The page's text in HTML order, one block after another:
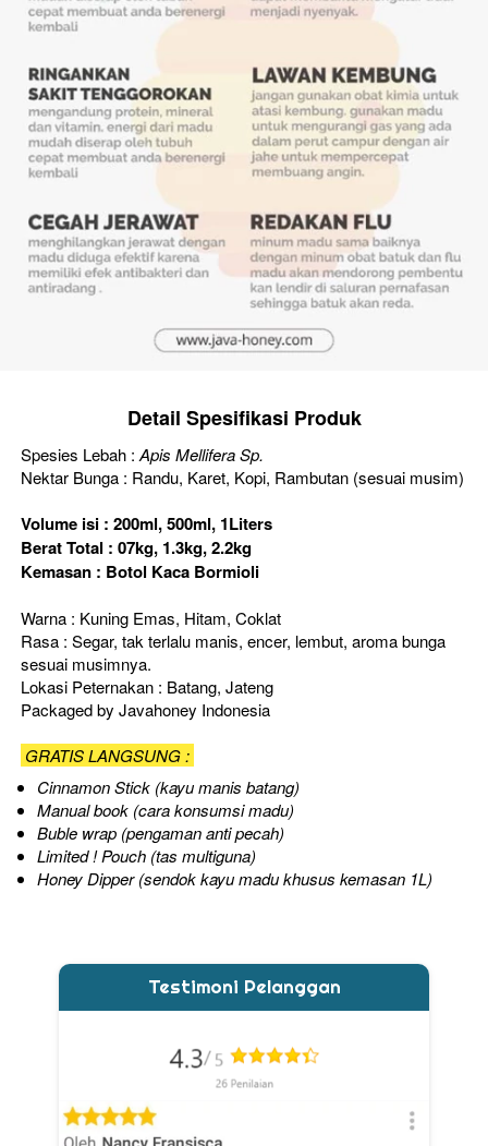
Detail Spesifikasi Produk
Spesies Lebah : Apis Mellifera Sp.
Nektar Bunga : Randu, Karet, Kopi, Rambutan (sesuai musim)
Volume isi : 200ml, 500ml, 1Liters
Berat Total : 07kg, 1.3kg, 2.2kg
Kemasan : Botol Kaca Bormioli
Warna : Kuning Emas, Hitam, Coklat
Rasa : Segar, tak terlalu manis, encer, lembut, aroma bunga
sesuai musimnya.
Lokasi Peternakan : Batang, Jateng
Packaged by Javahoney Indonesia
GRATIS LANGSUNG :
Cinnamon Stick (kayu manis batang)
Manual book (cara konsumsi madu)
Buble wrap (pengaman anti pecah)
Limited ! Pouch (tas multiguna)
Honey Dipper (sendok kayu madu khusus kemasan 1L)
Testimoni Pelanggan